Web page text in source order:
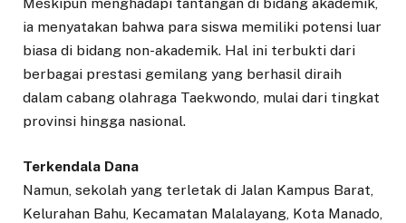
ia menyatakan bahwa para siswa memiliki potensi luar
biasa di bidang non-akademik. Hal ini terbukti dari
berbagai prestasi gemilang yang berhasil diraih
dalam cabang olahraga Taekwondo, mulai dari tingkat
provinsi hingga nasional.
Terkendala Dana
Namun, sekolah yang terletak di Jalan Kampus Barat,
Kelurahan Bahu, Kecamatan Malalayang, Kota Manado,